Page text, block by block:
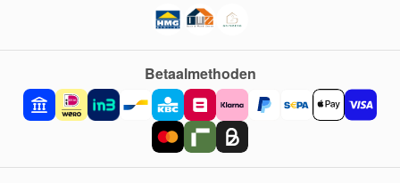
Betaalmethoden